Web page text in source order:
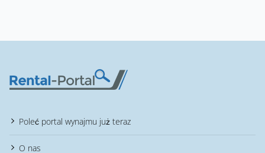
Poleć portal wynajmu już teraz
O nas